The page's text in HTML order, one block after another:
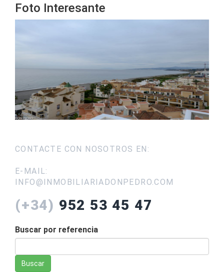
Foto Interesante
CONTACTE CON NOSOTROS EN:
E-MAIL:
INFO@INMOBILIARIADONPEDRO.COM
(+34) 952 53 45 47
Buscar por referencia